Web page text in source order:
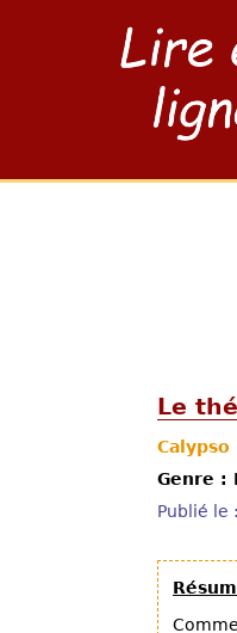
Le
Calypso
Genre :
Publié le